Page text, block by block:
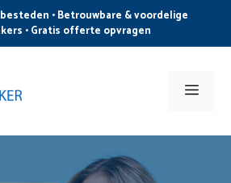
• Betrouwbare & voordelige
• Gratis offerte opvragen
Menu